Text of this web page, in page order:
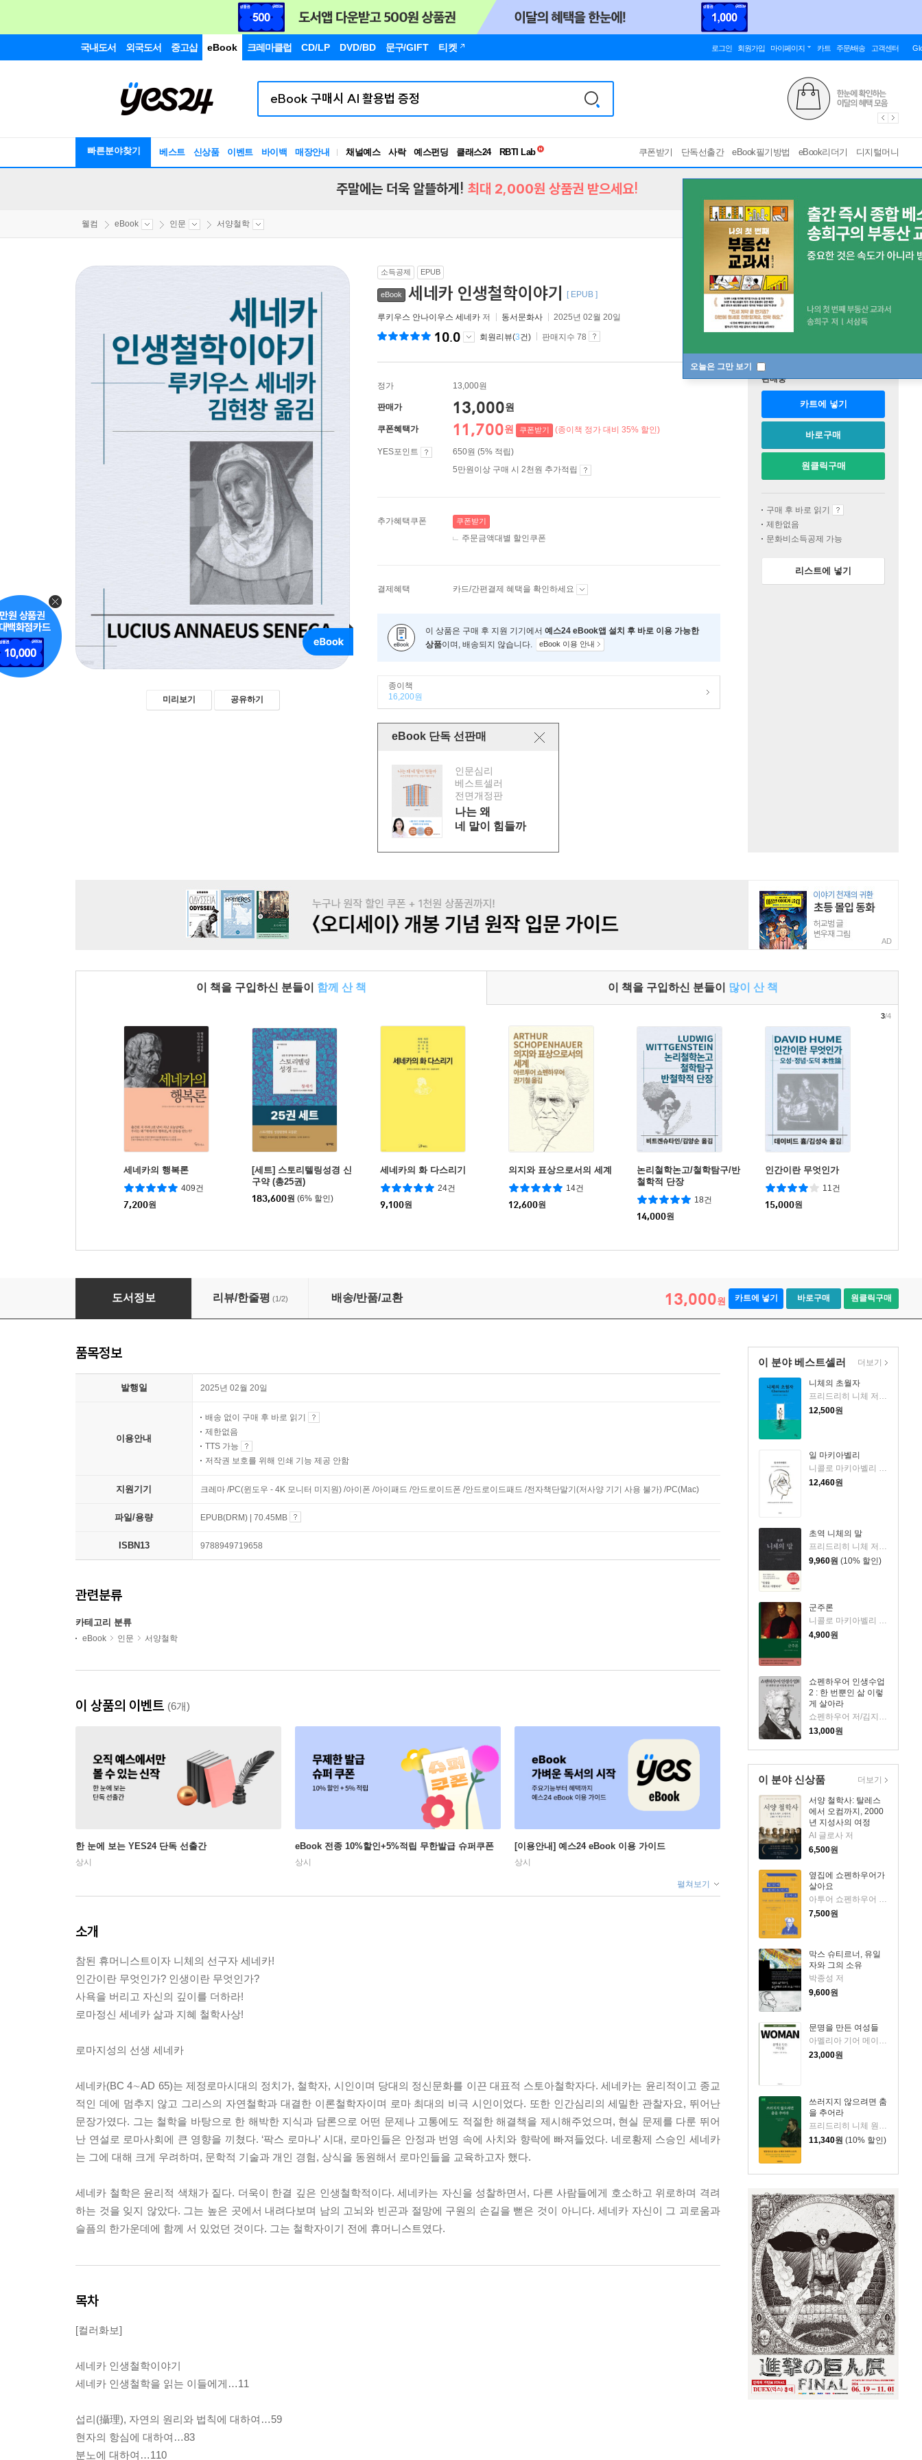
국내도서 외국도서 중고샵 eBook 크레마클럽 CD/LP DVD/BD 문구/GIFT 티켓 로그인 회원가입 마이페이지 카트 주문/배송 고객센터
빠른분야찾기 베스트 신상품 이벤트 바이백 매장안내 채널예스 사락 예스펀딩 클래스24
독서유형검사
쿠폰받기 단독선출간 eBook필기방법 eBook리더기 디지털머니
오늘은 그만 보기
주말에는 더욱 알뜰하게! 최대 2,000원 상품권 받으세요!
웰컴 eBook 인문 서양철학
미리보기 공유하기
소득공제 EPUB
eBook 세네카 인생철학이야기 [ EPUB ]
루키우스 안나이우스 세네카 저 동서문화사 2025년 02월 20일
10.0 회원리뷰(3건) 판매지수 78
정가 13,000원
판매가 13,000원
쿠폰혜택가 11,700원 쿠폰받기 (종이책 정가 대비 35% 할인)
YES포인트
650원 (5% 적립)
5만원이상 구매 시 2천원 추가적립
추가혜택쿠폰 쿠폰받기
주문금액대별 할인쿠폰
결제혜택 카드/간편결제 혜택을 확인하세요
이 상품은 구매 후 지원 기기에서 예스24 eBook앱 설치 후 바로 이용 가능한
상품이며, 배송되지 않습니다. eBook 이용 안내
종이책
16,200원
eBook 단독 선판매
인문심리
베스트셀러
전면개정판
나는 왜
네 말이 힘들까
판매중
카트에 넣기
바로구매
원클릭구매
구매 후 바로 읽기
제한없음
문화비소득공제 가능
리스트에 넣기
AD
이 책을 구입하신 분들이 함께 산 책 이 책을 구입하신 분들이 많이 산 책
세네카의 행복론
409건
7,200원
[세트] 스토리텔링성경 신
구약 (총25권)
183,600원 (6% 할인)
세네카의 화 다스리기
24건
9,100원
의지와 표상으로서의 세계
14건
12,600원
논리철학논고/철학탐구/반
철학적 단장
18건
14,000원
인간이란 무엇인가
11건
15,000원
3/4
세네카 인생철학이야기
도서정보 리뷰/한줄평 (1/2) 배송/반품/교환 13,000원 카트에 넣기 바로구매 원클릭구매
이 분야 베스트셀러
니체의 초월자
12,500원
일 마키아벨리
니콜로 마키아벨리 저/어나니머스 역
12,460원
초역 니체의 말
프리드리히 니체 저/시라토리 하루히코 편
9,960원 (10% 할인)
군주론
니콜로 마키아벨리 저/김운찬 역
4,900원
쇼펜하우어 인생수업
2 : 한 번뿐인 삶 이렇
게 살아라
쇼펜하우어 저/김지민 역
13,000원
더보기
이 분야 신상품
서양 철학사: 탈레스
에서 오컴까지, 2000
년 지성사의 여정
AI 글로사 저
6,500원
옆집에 쇼펜하우어가
살아요
7,500원
막스 슈티르너, 유일
자와 그의 소유
박종성 저
9,600원
문명을 만든 여성들
아멜리아 기어 메이슨 저
23,000원
쓰러지지 않으려면 춤
을 추어라
11,340원 (10% 할인)
더보기
품목정보
발행일 2025년 02월 20일
이용안내
배송 없이 구매 후 바로 읽기
제한없음
TTS 가능
저작권 보호를 위해 인쇄 기능 제공 안함
지원기기 크레마 /PC(윈도우 - 4K 모니터 미지원) /아이폰 /아이패드 /안드로이드폰 /안드로이드패드 /전자책단말기(저사양 기기 사용 불가) /PC(Mac)
파일/용량 EPUB(DRM) | 70.45MB
ISBN13 9788949719658
관련분류
카테고리 분류
eBook 인문 서양철학
이 상품의 이벤트 (6개)
한 눈에 보는 YES24 단독 선출간
상시
eBook 전종 10%할인+5%적립 무한발급 슈퍼쿠폰
상시
[이용안내] 예스24 eBook 이용 가이드
상시
펼쳐보기
소개
참된 휴머니스트이자 니체의 선구자 세네카!
인간이란 무엇인가? 인생이란 무엇인가?
사욕을 버리고 자신의 깊이를 더하라!
로마정신 세네카 삶과 지혜 철학사상!
로마지성의 선생 세네카
세네카(BC 4∼AD 65)는 제정로마시대의 정치가, 철학자, 시인이며 당대의 정신문화를 이끈 대표적 스토아철학자다. 세네카는 윤리적이고 종교
적인 데에 멈추지 않고 그리스의 자연철학과 대결한 이론철학자이며 로마 최대의 비극 시인이었다. 또한 인간심리의 세밀한 관찰자요, 뛰어난
문장가였다. 그는 철학을 바탕으로 한 해박한 지식과 담론으로 어떤 문제나 고통에도 적절한 해결책을 제시해주었으며, 현실 문제를 다룬 뛰어
난 연설로 로마사회에 큰 영향을 끼쳤다. ‘팍스 로마나’ 시대, 로마인들은 안정과 번영 속에 사치와 향락에 빠져들었다. 네로황제 스승인 세네카
는 그에 대해 크게 우려하며, 문학적 기술과 개인 경험, 상식을 동원해서 로마인들을 교육하고자 했다.
세네카 철학은 윤리적 색채가 짙다. 더욱이 한결 깊은 인생철학적이다. 세네카는 자신을 성찰하면서, 다른 사람들에게 호소하고 위로하며 격려
하는 것을 잊지 않았다. 그는 높은 곳에서 내려다보며 남의 고뇌와 빈곤과 절망에 구원의 손길을 뻗은 것이 아니다. 세네카 자신이 그 괴로움과
슬픔의 한가운데에 함께 서 있었던 것이다. 그는 철학자이기 전에 휴머니스트였다.
목차
[컬러화보]
세네카 인생철학이야기
세네카 인생철학을 읽는 이들에게…11
섭리(攝理), 자연의 원리와 법칙에 대하여…59
현자의 항심에 대하여…83
분노에 대하여…110